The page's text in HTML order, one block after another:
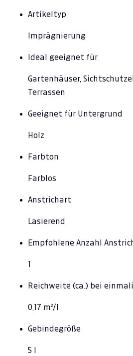
Artikeltyp
Imprägnierung
Ideal geeignet für
Gartenhäuser,
Terrassen
Geeignet für Untergrund
Holz
Farbton
Farblos
Anstrichart
Lasierend
Empfohlene Anzahl
1
Reichweite (ca.) bei
0,17 m²/l
Gebindegröße
5 l